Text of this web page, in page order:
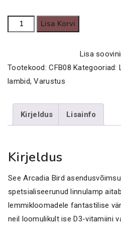
Arcadia
PURESUN
,
2.4%
kogus
Lisa Korvi
Lisa
Tootekood:CFB08 Kategooriad:
lambid,Varustus
Kirjeldus Lisainfo
Kirjeldus
See Arcadia Bird
spetsialiseerunud linnulamp
lemmikloomadele fantastilise
neil loomulikult ise D3-vitamiini